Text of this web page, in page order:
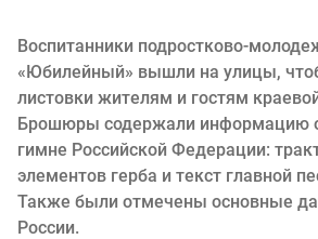
Воспитанники подростково-
«Юбилейный» вышли на улицы,
листовки жителям и гостям
Брошюры содержали информацию
гимне Российской Федерации:
элементов герба и текст главной
Также были отмечены основные
России.